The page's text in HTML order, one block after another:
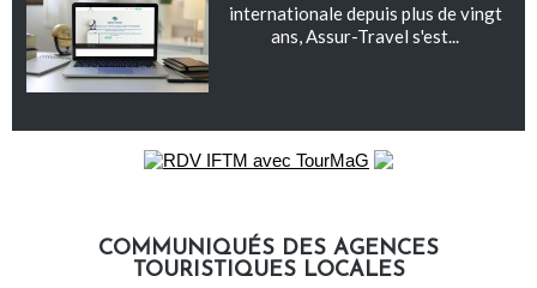
internationale depuis plus de vingt
ans, Assur-Travel s'est...
COMMUNIQUÉS DES AGENCES
TOURISTIQUES LOCALES